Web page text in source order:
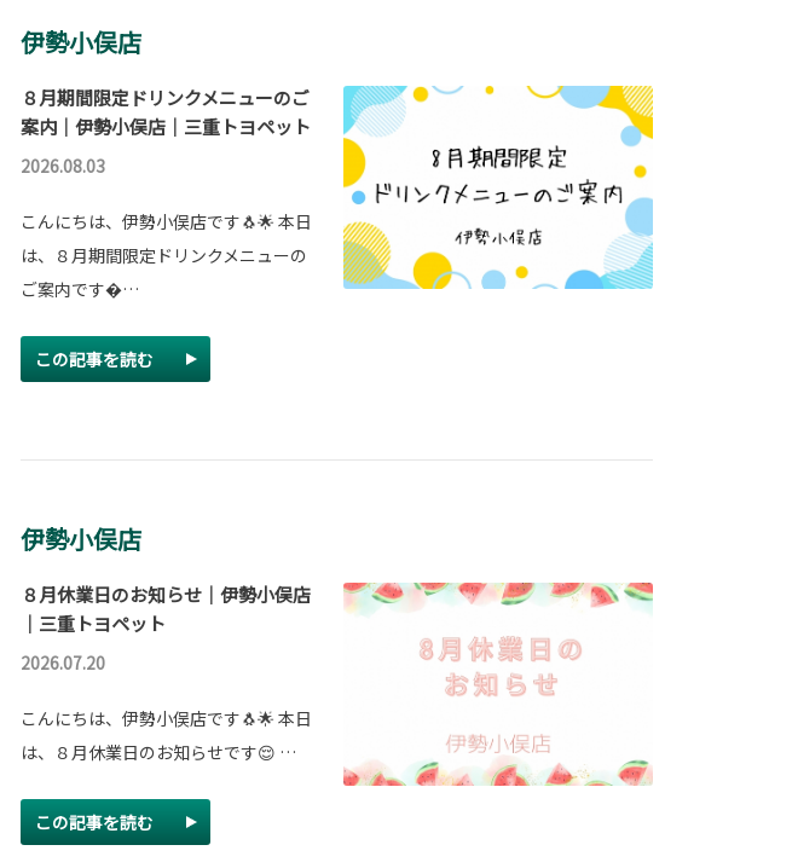
伊勢小俣店
８月期間限定ドリンクメニューのご
案内｜伊勢小俣店｜三重トヨペット
2026.08.03
こんにちは、伊勢小俣店です🐧🌟 本日
は、８月期間限定ドリンクメニューの
ご案内です…
この記事を読む
伊勢小俣店
８月休業日のお知らせ｜伊勢小俣店
｜三重トヨペット
2026.07.20
こんにちは、伊勢小俣店です🐧🌟 本日
は、８月休業日のお知らせです😌 …
この記事を読む